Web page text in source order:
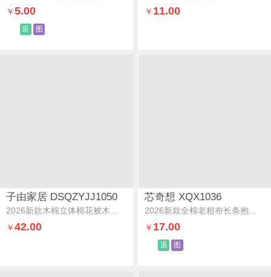
￥5.00
退 图
￥ 11.00
子由家居 DSQZYJJ1050
￥42.00
芯奇想 XQX1036
2026新款全棉老粗布长条抱枕长枕床头腰靠伴睡枕格纹小狗
￥ 17.00
退 图